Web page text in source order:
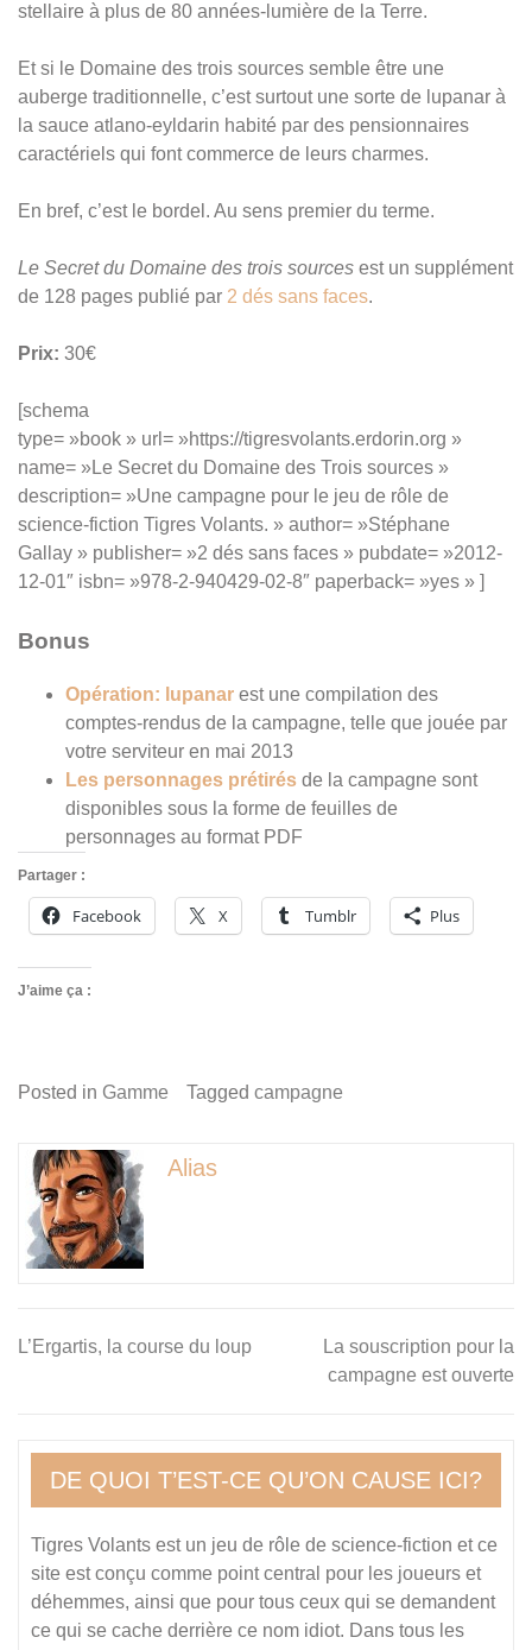
stellaire à plus de 80 années-lumière de la Terre.
Et si le Domaine des trois sources semble être une
auberge traditionnelle, c’est surtout une sorte de lupanar à
la sauce atlano-eyldarin habité par des pensionnaires
caractériels qui font commerce de leurs charmes.
En bref, c’est le bordel. Au sens premier du terme.
Le Secret du Domaine des trois sources est un supplément
de 128 pages publié par 2 dés sans faces.
Prix: 30€
[schema
type= »book » url= »https://tigresvolants.erdorin.org »
name= »Le Secret du Domaine des Trois sources »
description= »Une campagne pour le jeu de rôle de
science-fiction Tigres Volants. » author= »Stéphane
Gallay » publisher= »2 dés sans faces » pubdate= »2012-
12-01″ isbn= »978-2-940429-02-8″ paperback= »yes » ]
Bonus
Opération: lupanar est une compilation des
comptes-rendus de la campagne, telle que jouée par
votre serviteur en mai 2013
Les personnages prétirés de la campagne sont
disponibles sous la forme de feuilles de
personnages au format PDF
Partager :
Facebook X Tumblr Plus
J’aime ça :
Posted in Gamme Tagged campagne
Alias
Navigation
L’Ergartis, la course du loup
La souscription pour la
campagne est ouverte
DE QUOI T’EST-CE QU’ON CAUSE ICI?
Tigres Volants est un jeu de rôle de science-fiction et ce
site est conçu comme point central pour les joueurs et
déhemmes, ainsi que pour tous ceux qui se demandent
ce qui se cache derrière ce nom idiot. Dans tous les